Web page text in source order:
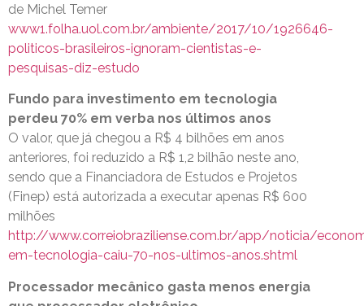
de Michel Temer
www1.folha.uol.com.br/ambiente/2017/10/1926646-
politicos-brasileiros-ignoram-cientistas-e-
pesquisas-diz-estudo
Fundo para investimento em tecnologia
perdeu 70% em verba nos últimos anos
O valor, que já chegou a R$ 4 bilhões em anos
anteriores, foi reduzido a R$ 1,2 bilhão neste ano,
sendo que a Financiadora de Estudos e Projetos
(Finep) está autorizada a executar apenas R$ 600
milhões
http://www.correiobraziliense.com.br/app/noticia/
em-tecnologia-caiu-70-nos-ultimos-anos.shtml
Processador mecânico gasta menos energia